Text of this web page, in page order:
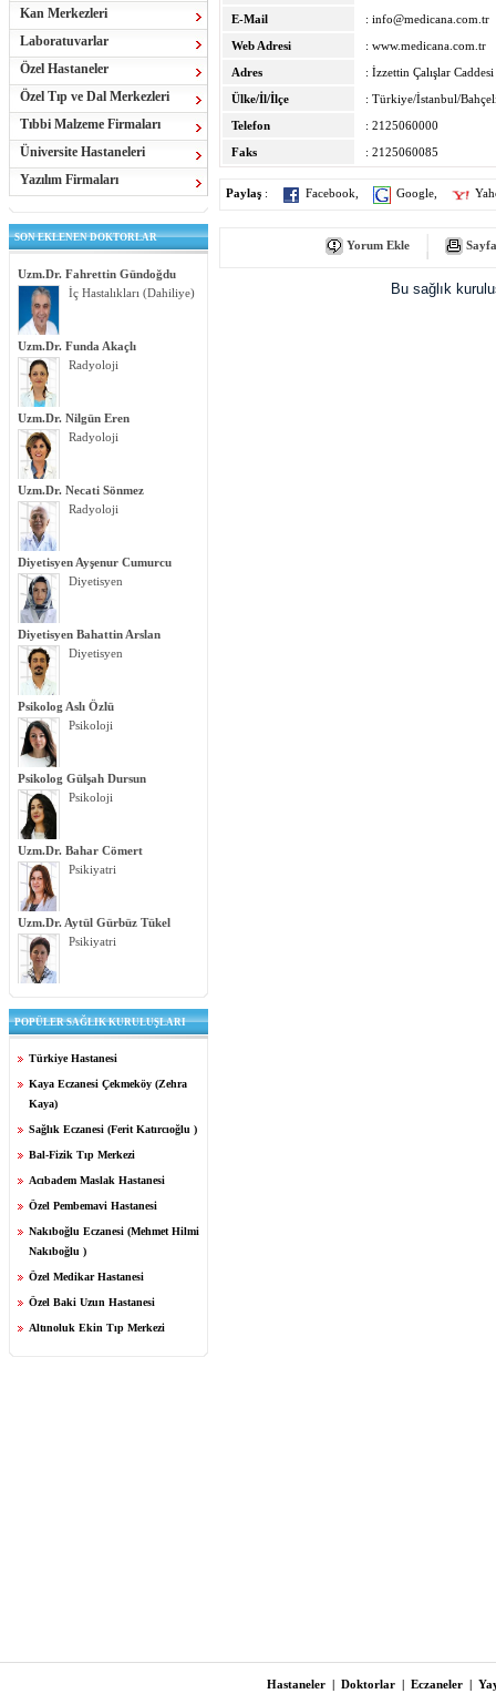
Kan Merkezleri
Laboratuvarlar
Özel Hastaneler
Özel Tıp ve Dal Merkezleri
Tıbbi Malzeme Firmaları
Üniversite Hastaneleri
Yazılım Firmaları
SON EKLENEN DOKTORLAR
Uzm.Dr. Fahrettin Gündoğdu
İç Hastalıkları (Dahiliye)
Uzm.Dr. Funda Akaçlı
Radyoloji
Uzm.Dr. Nilgün Eren
Radyoloji
Uzm.Dr. Necati Sönmez
Radyoloji
Diyetisyen Ayşenur Cumurcu
Diyetisyen
Diyetisyen Bahattin Arslan
Diyetisyen
Psikolog Aslı Özlü
Psikoloji
Psikolog Gülşah Dursun
Psikoloji
Uzm.Dr. Bahar Cömert
Psikiyatri
Uzm.Dr. Aytül Gürbüz Tükel
Psikiyatri
POPÜLER SAĞLIK KURULUŞLARI
Türkiye Hastanesi
Kaya Eczanesi Çekmeköy (Zehra
Kaya)
Sağlık Eczanesi (Ferit Katırcıoğlu )
Bal-Fizik Tıp Merkezi
Acıbadem Maslak Hastanesi
Özel Pembemavi Hastanesi
Nakıboğlu Eczanesi (Mehmet Hilmi
Nakıboğlu )
Özel Medikar Hastanesi
Özel Baki Uzun Hastanesi
Altınoluk Ekin Tıp Merkezi
E-Mail : info@medicana.com.tr
Web Adresi
: www.medicana.com.tr
Adres
: İzzettin Çalışlar Caddesi
Ülke/İl/İlçe
: Türkiye/İstanbul/
Telefon
: 2125060000
Faks
: 2125060085
Paylaş : Facebook Google
Yorum Ekle
Bu sağlık
Hastaneler | Doktorlar | Eczaneler |